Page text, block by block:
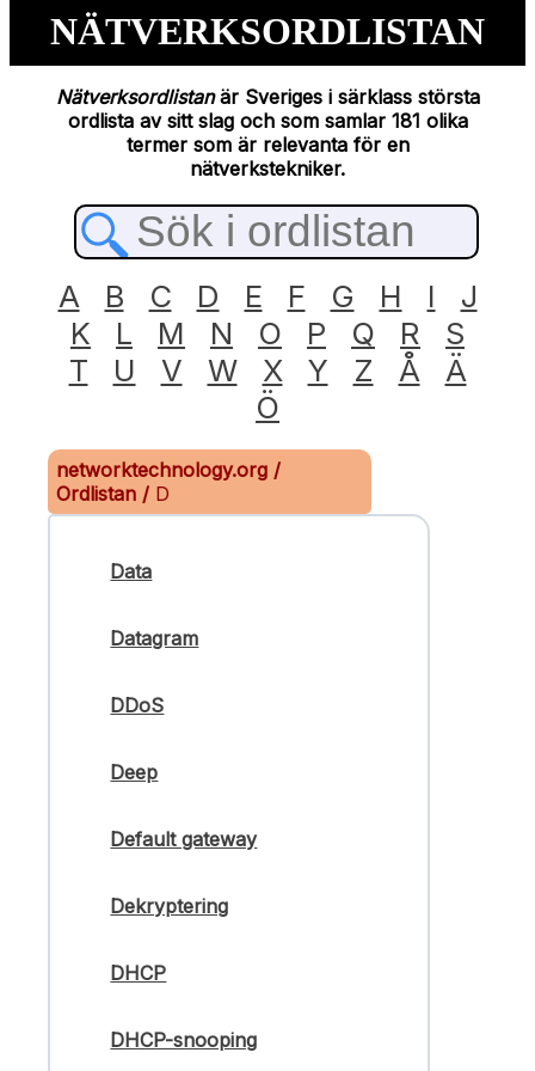
NÄTVERKSORDLISTAN
Nätverksordlistanär Sveriges i särklass största
ordlista av sitt slag och som samlar 181 olika
termer som är relevanta för en
nätverkstekniker.
A B C D E F G H I
J
K
L M N O P Q R
S
T
U V W X Y Z Å
Ä
Ö
networktechnology.org /
Ordlistan / D
Data
Datagram
DDoS
Deep
Default gateway
Dekryptering
DHCP
DHCP-snooping